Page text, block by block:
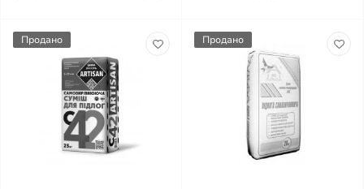
Продано Продано